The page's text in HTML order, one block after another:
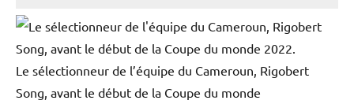
Le sélectionneur de l’équipe du Cameroun, Rigobert
Song, avant le début de la Coupe du monde